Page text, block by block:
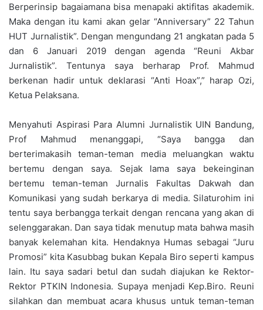
Berperinsip bagaiamana bisa menapaki aktifitas akademik.
Maka dengan itu kami akan gelar “Anniversary” 22 Tahun
HUT Jurnalistik”. Dengan mengundang 21 angkatan pada 5
dan 6 Januari 2019 dengan agenda “Reuni Akbar
Jurnalistik”. Tentunya saya berharap Prof. Mahmud
berkenan hadir untuk deklarasi “Anti Hoax”,” harap Ozi,
Ketua Pelaksana.
Menyahuti Aspirasi Para Alumni Jurnalistik UIN Bandung,
Prof Mahmud menanggapi, “Saya bangga dan
berterimakasih teman-teman media meluangkan waktu
bertemu dengan saya. Sejak lama saya bekeinginan
bertemu teman-teman Jurnalis Fakultas Dakwah dan
Komunikasi yang sudah berkarya di media. Silaturohim ini
tentu saya berbangga terkait dengan rencana yang akan di
selenggarakan. Dan saya tidak menutup mata bahwa masih
banyak kelemahan kita. Hendaknya Humas sebagai “Juru
Promosi” kita Kasubbag bukan Kepala Biro seperti kampus
lain. Itu saya sadari betul dan sudah diajukan ke Rektor-
Rektor PTKIN Indonesia. Supaya menjadi Kep.Biro. Reuni
silahkan dan membuat acara khusus untuk teman-teman